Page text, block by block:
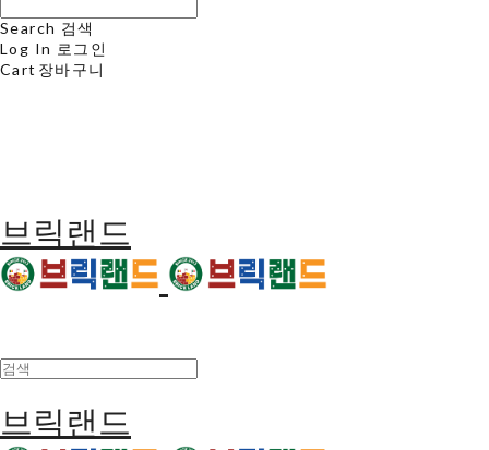
Search 검색
Log In 로그인
Cart 장바구니
브릭랜드
브릭랜드